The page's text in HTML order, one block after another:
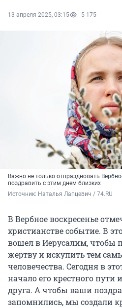
13 апреля 2025, 03:15 5 175
Важно не только отпраздновать
поздравить с этим днем близких
Источник: Наталья Лапцевич / 74.RU
В Вербное воскресенье
христианстве событие. В
вошел в Иерусалим, чтобы
жертву и искупить тем
человечества. Сегодня в
начало его крестного пути
друга. А чтобы ваши
запомнились, мы создали